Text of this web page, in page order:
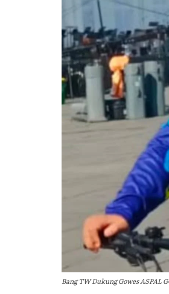
Bang TW Dukung Gowes ASPAL